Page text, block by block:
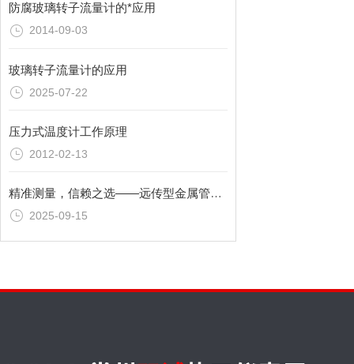
防腐玻璃转子流量计的*应用
2014-09-03
玻璃转子流量计的应用
2025-07-22
压力式温度计工作原理
2012-02-13
精准测量，信赖之选——远传型金属管浮子流量计非标定制就选常州双诚热工
2025-09-15